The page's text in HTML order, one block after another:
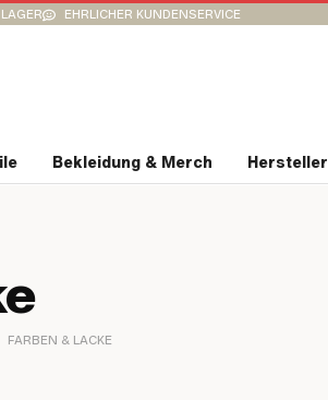
EHRLICHER KUNDENSERVICE
Bekleidung & Merch Hersteller
FARBEN & LACKE